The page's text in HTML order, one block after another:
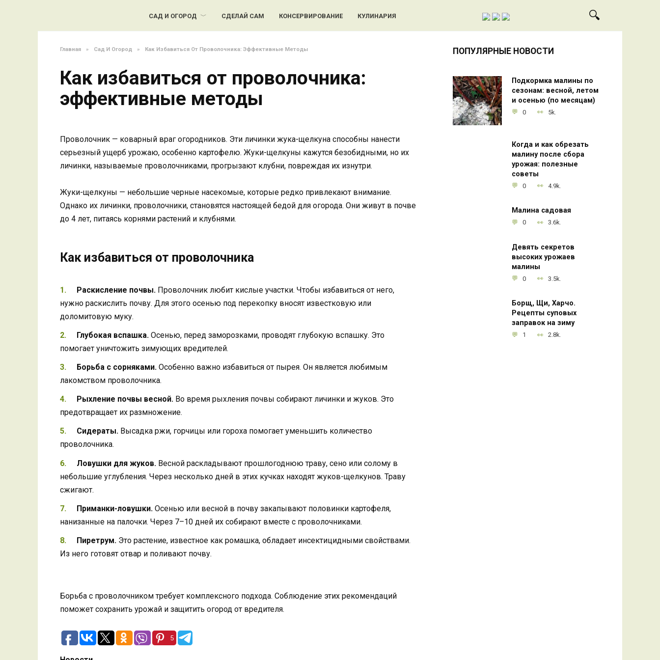
САД И ОГОРОД СДЕЛАЙ САМ КОНСЕРВИРОВАНИЕ КУЛИНАРИЯ
Главная » Сад И Огород » Как Избавиться От Проволочника: Эффективные Методы
Как избавиться от проволочника:
эффективные методы
Проволочник — коварный враг огородников. Эти личинки жука-щелкуна способны нанести
серьезный ущерб урожаю, особенно картофелю. Жуки-щелкуны кажутся безобидными, но их
личинки, называемые проволочниками, прогрызают клубни, повреждая их изнутри.
Жуки-щелкуны — небольшие черные насекомые, которые редко привлекают внимание.
Однако их личинки, проволочники, становятся настоящей бедой для огорода. Они живут в почве
до 4 лет, питаясь корнями растений и клубнями.
Как избавиться от проволочника
Раскисление почвы. Проволочник любит кислые участки. Чтобы избавиться от него,
нужно раскислить почву. Для этого осенью под перекопку вносят известковую или
доломитовую муку.
Глубокая вспашка. Осенью, перед заморозками, проводят глубокую вспашку. Это
помогает уничтожить зимующих вредителей.
Борьба с сорняками.Особенно важно избавиться от пырея. Он является любимым
лакомством проволочника.
Рыхление почвы весной.Во время рыхления почвы собирают личинки и жуков. Это
предотвращает их размножение.
Сидераты.Высадка ржи, горчицы или гороха помогает уменьшить количество
проволочника.
Ловушки для жуков. Весной раскладывают прошлогоднюю траву, сено или солому в
небольшие углубления. Через несколько дней в этих кучках находят жуков-щелкунов. Траву
сжигают.
Приманки-ловушки. Осенью или весной в почву закапывают половинки картофеля,
нанизанные на палочки. Через 7–10 дней их собирают вместе с проволочниками.
Пиретрум.Это растение, известное как ромашка, обладает инсектицидными свойствами.
Из него готовят отвар и поливают почву.
Борьба с проволочником требует комплексного подхода. Соблюдение этих рекомендаций
поможет сохранить урожай и защитить огород от вредителя.
5
ПОПУЛЯРНЫЕ НОВОСТИ
Подкормка малины по
сезонам: весной, летом
и осенью (по месяцам)
0 5k.
Когда и как обрезать
малину после сбора
урожая: полезные
советы
0 4.9k.
Малина садовая
0 3.6k.
Девять секретов
высоких урожаев
малины
0 3.5k.
Борщ, Щи, Харчо.
Рецепты суповых
заправок на зиму
1 2.8k.